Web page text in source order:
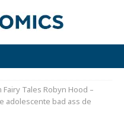
Fairy Tales Robyn Hood –
adolescente bad ass de